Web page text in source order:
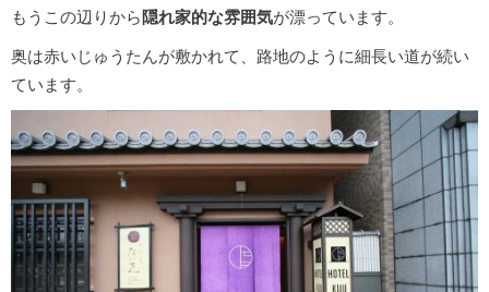
もうこの辺りから 隠れ家的な雰囲気が漂っています。
奥は赤いじゅうたんが敷かれて、路地のように細長い道が続い
ています。